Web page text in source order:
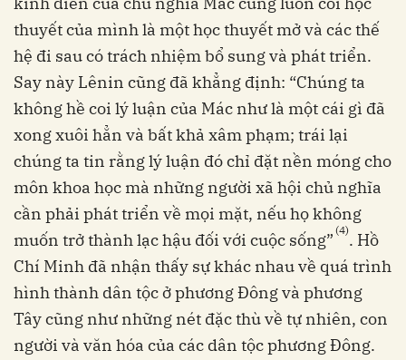
thuyết của mình là một học thuyết mở và các thế
hệ đi sau có trách nhiệm bổ sung và phát triển.
Say này Lênin cũng đã khẳng định: “Chúng ta
không hề coi lý luận của Mác như là một cái gì đã
xong xuôi hẳn và bất khả xâm phạm; trái lại
chúng ta tin rằng lý luận đó chỉ đặt nền móng cho
môn khoa học mà những người xã hội chủ nghĩa
cần phải phát triển về mọi mặt, nếu họ không
muốn trở thành lạc hậu đối với cuộc sống” (4). Hồ
Chí Minh đã nhận thấy sự khác nhau về quá trình
hình thành dân tộc ở phương Đông và phương
Tây cũng như những nét đặc thù về tự nhiên, con
người và văn hóa của các dân tộc phương Đông.